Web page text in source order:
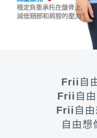
Frii自
Frii自
Frii自由
自由